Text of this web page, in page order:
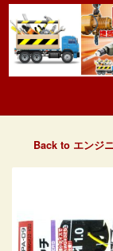
Back to エンジ